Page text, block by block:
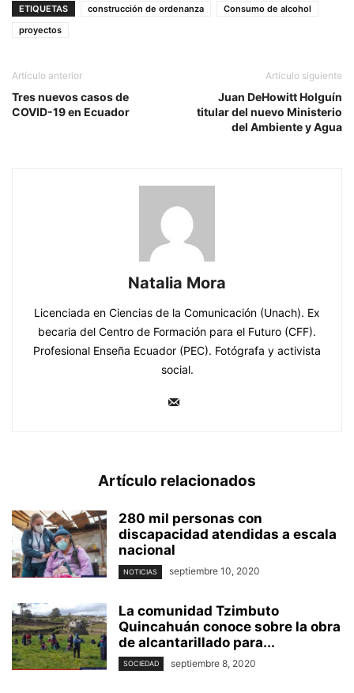
ETIQUETAS construcción de ordenanza
Consumo de alcohol
proyectos
Artículo anterior
Tres nuevos casos de
COVID-19 en Ecuador
Artículo siguiente
Juan DeHowitt Holguín
titular del nuevo Ministerio
del Ambiente y Agua
Natalia Mora
Licenciada en Ciencias de la Comunicación (Unach). Ex
becaria del Centro de Formación para el Futuro (CFF).
Profesional Enseña Ecuador (PEC). Fotógrafa y activista
social.
Artículo relacionados
280 mil personas con
discapacidad atendidas a escala
nacional
NOTICIAS septiembre 10, 2020
La comunidad Tzimbuto
Quincahuán conoce sobre la obra
de alcantarillado para...
SOCIEDAD septiembre 8, 2020